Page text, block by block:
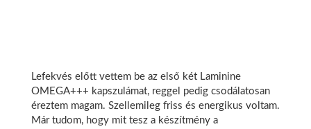
Lefekvés előtt vettem be az első két Laminine
OMEGA+++ kapszulámat, reggel pedig csodálatosan
éreztem magam. Szellemileg friss és energikus voltam.
Már tudom, hogy mit tesz a készítmény a